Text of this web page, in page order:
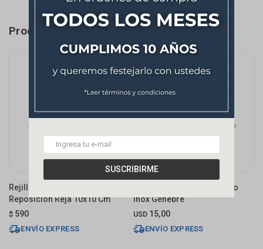
SUSCRIBIRME
Productos que te pueden interesar
Rejilla Bronce Cromada
Reposición Reja 10x10 Cm
$ 590
ENVÍO EXPRESS
Rejilla De Piso 10x10 Acero
Inox Genebre
USD 15,00
ENVÍO EXPRESS